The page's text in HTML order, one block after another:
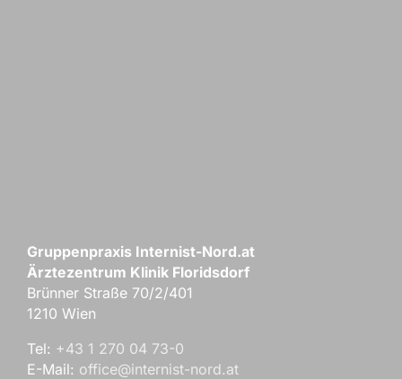
Gruppenpraxis Internist-Nord.at
Ärztezentrum Klinik Floridsdorf
Brünner Straße 70/2/401
1210 Wien
Tel: +43 1 270 04 73-0
E-Mail: office@internist-nord.at